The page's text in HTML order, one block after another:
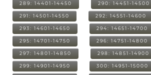
289: 14401-14450 290: 14451-14500
291: 14501-14550 292: 14551-14600
293: 14601-14650 294: 14651-14700
295: 14701-14750 296: 14751-14800
297: 14801-14850 298: 14851-14900
299: 14901-14950 300: 14951-15000